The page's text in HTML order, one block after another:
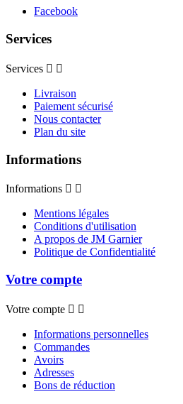
Facebook
Services
Services  
Livraison
Paiement sécurisé
Nous contacter
Plan du site
Informations
Informations  
Mentions légales
Conditions d'utilisation
A propos de JM Garnier
Politique de Confidentialité
Votre compte
Votre compte  
Informations personnelles
Commandes
Avoirs
Adresses
Bons de réduction